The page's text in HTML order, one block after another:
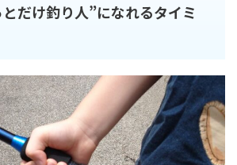
だけ釣り人”になれるタイミ